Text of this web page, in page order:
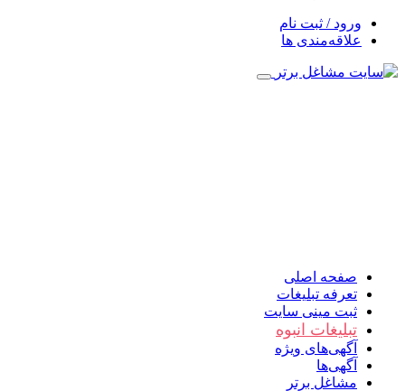
ورود / ثبت نام
علاقه‌مندی ها
صفحه اصلی
تعرفه تبلیغات
ثبت مینی سایت
تبلیغات انبوه
آگهی‌های ویژه
آگهی‌ها
مشاغل برتر